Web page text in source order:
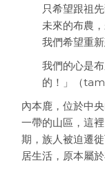
只希望跟祖
未來的布農
我們希望重
我們的心是
的！」（
內本鹿，位於中
一帶的山區，這
期，族人被迫遷
居生活，原本屬